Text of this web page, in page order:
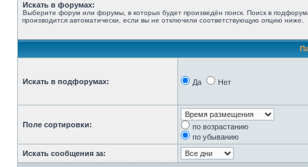
Искать в форумах:
Выберите форум или форумы, в которых будет произведён поиск. Поиск в
производится автоматически, если вы не отключили соответствующую опцию ниже.
Искать в подфорумах: Да Нет
Поле сортировки:
по возрастанию
по убыванию
Искать сообщения за: